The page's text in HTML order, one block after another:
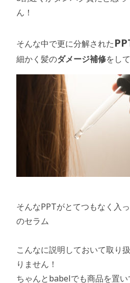
ん！
そんな中で更に分解された
細かく髪のダメージ補修をし
そんなPPTがとてつもなく入
のセラム
こんなに説明しておいて取り
りません！
ちゃんとbabelでも商品を置い